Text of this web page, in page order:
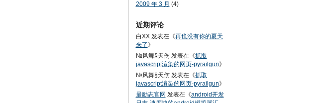
2009 年 3 月 (4)
近期评论
白XX发表在《再也没有你的夏天
来了 》
№风舞§天伤发表在《抓取
javascript渲染的网页-pyrailgun》
№风舞§天伤发表在《抓取
javascript渲染的网页-pyrailgun》
最励志官网 发表在《android开发